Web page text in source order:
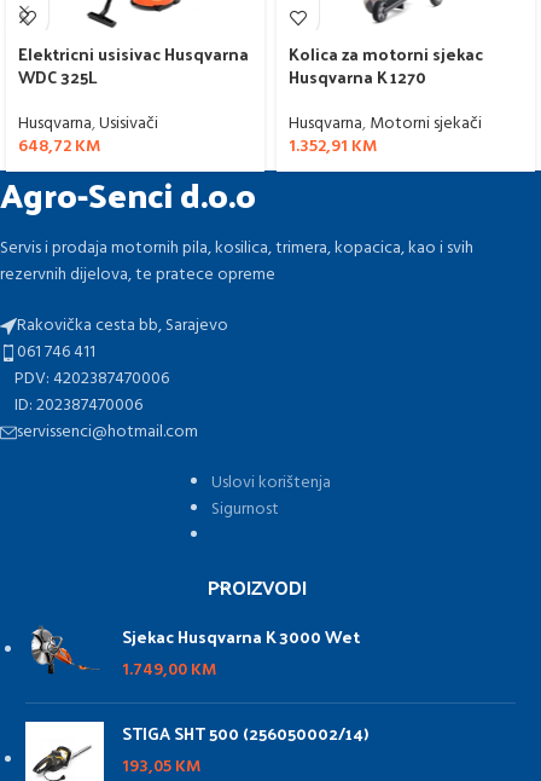
Elektricni usisivac Husqvarna
WDC 325L
Husqvarna,Usisivači
648,72KM
Kolica za motorni sjekac
Husqvarna K 1270
Husqvarna,Motorni sjekači
1.352,91 KM
Agro-Senci d.o.o
Servis i prodaja motornih pila, kosilica, trimera, kopacica, kao i svih
rezervnih dijelova, te pratece opreme
Rakovička cesta bb, Sarajevo
061 746 411
PDV: 4202387470006
ID: 202387470006
servissenci@hotmail.com
Uslovi korištenja
Sigurnost
PROIZVODI
Sjekac Husqvarna K 3000 Wet
1.749,00KM
STIGA SHT 500 (256050002/14)
193,05KM